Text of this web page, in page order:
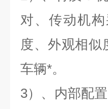
对、传动机
度、外观相
车辆*。
3）、内部配